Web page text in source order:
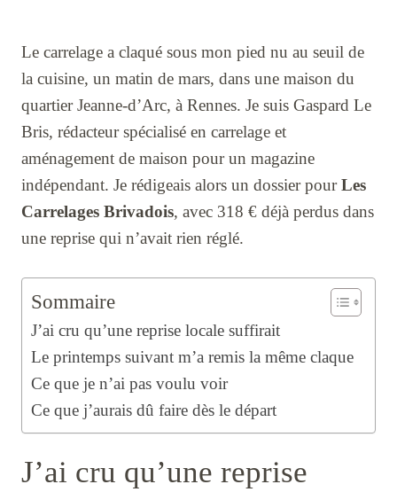
Le carrelage a claqué sous mon pied nu au seuil de
la cuisine, un matin de mars, dans une maison du
quartier Jeanne-d’Arc, à Rennes. Je suis Gaspard Le
Bris, rédacteur spécialisé en carrelage et
aménagement de maison pour un magazine
indépendant. Je rédigeais alors un dossier pourLes
Carrelages Brivadois, avec 318 € déjà perdus dans
une reprise qui n’avait rien réglé.
Sommaire
J’ai cru qu’une reprise locale suffirait
Le printemps suivant m’a remis la même claque
Ce que je n’ai pas voulu voir
Ce que j’aurais dû faire dès le départ
J’ai cru qu’une reprise